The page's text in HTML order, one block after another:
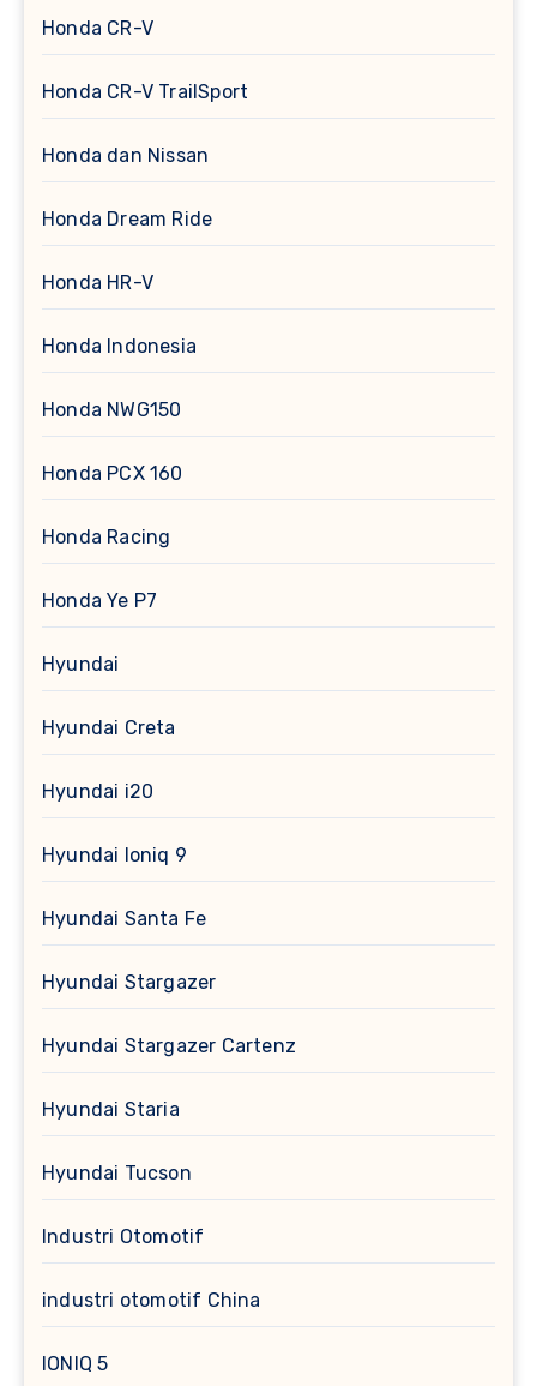
Honda CR-V
Honda CR-V TrailSport
Honda dan Nissan
Honda Dream Ride
Honda HR-V
Honda Indonesia
Honda NWG150
Honda PCX 160
Honda Racing
Honda Ye P7
Hyundai
Hyundai Creta
Hyundai i20
Hyundai Ioniq 9
Hyundai Santa Fe
Hyundai Stargazer
Hyundai Stargazer Cartenz
Hyundai Staria
Hyundai Tucson
Industri Otomotif
industri otomotif China
IONIQ 5